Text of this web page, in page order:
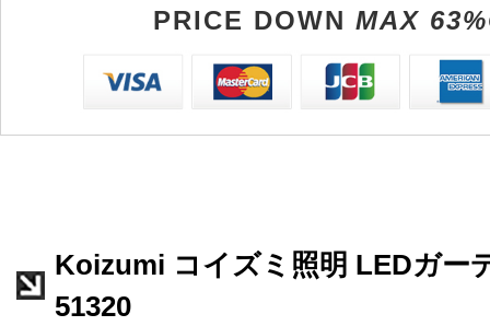
PRICE DOWN MAX
Koizumi コイズミ照明 LEDガー
51320